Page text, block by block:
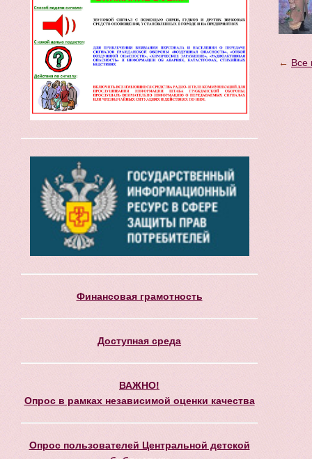
Финансовая грамотность
Доступная среда
ВАЖНО!
Опрос в рамках независимой оценки качества
Опрос пользователей Центральной детской
← Все